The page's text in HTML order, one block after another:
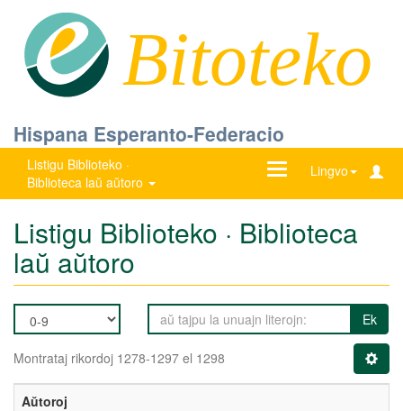
Bitoteko
Hispana Esperanto-Federacio
Listigu Biblioteko ·
Biblioteca laŭ aŭtoro
Lingvo
Ŝanĝu
Listigu Biblioteko · Biblioteca
laŭ aŭtoro
Ek
Montrataj rikordoj 1278-1297 el 1298
Aŭtoroj